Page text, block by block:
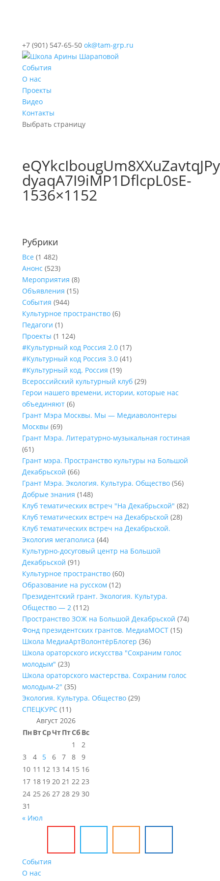
+7 (901) 547-65-50 ok@tam-grp.ru
События
О нас
Проекты
Видео
Контакты
Выбрать страницу
dyaqA7I9iMP1DflcpL0sE-
1536×1152
Рубрики
Все (1 482)
Анонс (523)
Мероприятия (8)
Объявления (15)
События (944)
Культурное пространство(6)
Педагоги (1)
Проекты (1 124)
#Культурный код Россия 2.0(17)
#Культурный код Россия 3.0(41)
#Культурный код. Россия (19)
Всероссийский культурный клуб(29)
Герои нашего времени, истории, которые нас
объединяют(6)
Грант Мэра Москвы. Мы — Медиаволонтеры
Москвы (69)
Грант Мэра. Литературно-музыкальная гостиная
(61)
Грант мэра. Пространство культуры на Большой
Декабрьской (66)
Грант Мэра. Экология. Культура. Общество(56)
Добрые знания (148)
Клуб тематических встреч "На Декабрьской" (82)
Клуб тематических встреч на Декабрьской (28)
Клуб тематических встреч на Декабрьской.
Экология мегаполиса (44)
Культурно-досуговый центр на Большой
Декабрьской (91)
Культурное пространство(60)
Образование на русском (12)
Президентский грант. Экология. Культура.
Общество — 2(112)
Пространство ЗОЖ на Большой Декабрьской (74)
Фонд президентских грантов. МедиаМОСТ(15)
Школа МедиаАртВолонтёрБлогер (36)
Школа ораторского искусства "Сохраним голос
молодым" (23)
Школа ораторского мастерства. Сохраним голос
молодым-2" (35)
Экология. Культура. Общество(29)
СПЕЦКУРС(11)
Август 2026
ПнВтСрЧтПтСб Вс
1
2
3
4 5 6 7 8
9
10 11 12 13 14 15 16
17 18 19 20 21 22 23
24 25 26 27 28 29 30
31
« Июл
События
О нас